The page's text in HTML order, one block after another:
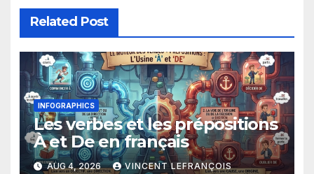
Related Post
INFOGRAPHICS
Les verbes et les prépositions
À et De en français
AUG 4, 2026 VINCENT LEFRANÇOIS